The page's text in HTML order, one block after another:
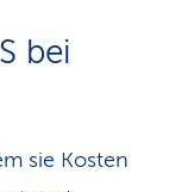
bei
sie Kosten